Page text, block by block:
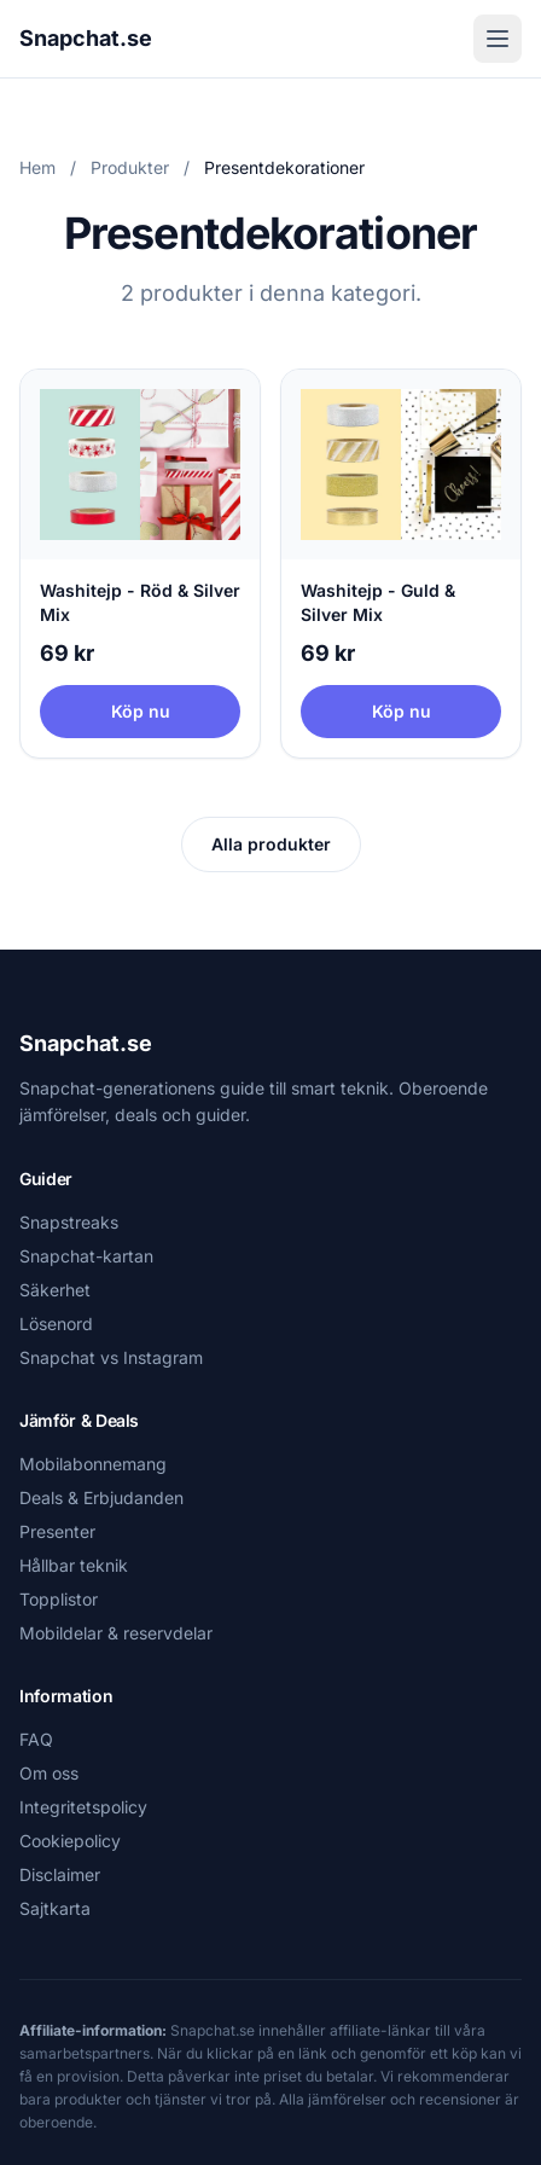
Snapchat.se
Hem / Produkter / Presentdekorationer
Presentdekorationer
2 produkter i denna kategori.
Washitejp - Röd & Silver
Mix
69 kr
Köp nu
Washitejp - Guld &
Silver Mix
69 kr
Köp nu
Alla produkter
Snapchat.se
Snapchat-generationens guide till smart teknik. Oberoende
jämförelser, deals och guider.
Guider
Snapstreaks
Snapchat-kartan
Säkerhet
Lösenord
Snapchat vs Instagram
Jämför & Deals
Mobilabonnemang
Deals & Erbjudanden
Presenter
Hållbar teknik
Topplistor
Mobildelar & reservdelar
Information
FAQ
Om oss
Integritetspolicy
Cookiepolicy
Disclaimer
Sajtkarta
Affiliate-information: Snapchat.se innehåller affiliate-länkar till våra
samarbetspartners. När du klickar på en länk och genomför ett köp kan vi
få en provision. Detta påverkar inte priset du betalar. Vi rekommenderar
bara produkter och tjänster vi tror på. Alla jämförelser och recensioner är
oberoende.